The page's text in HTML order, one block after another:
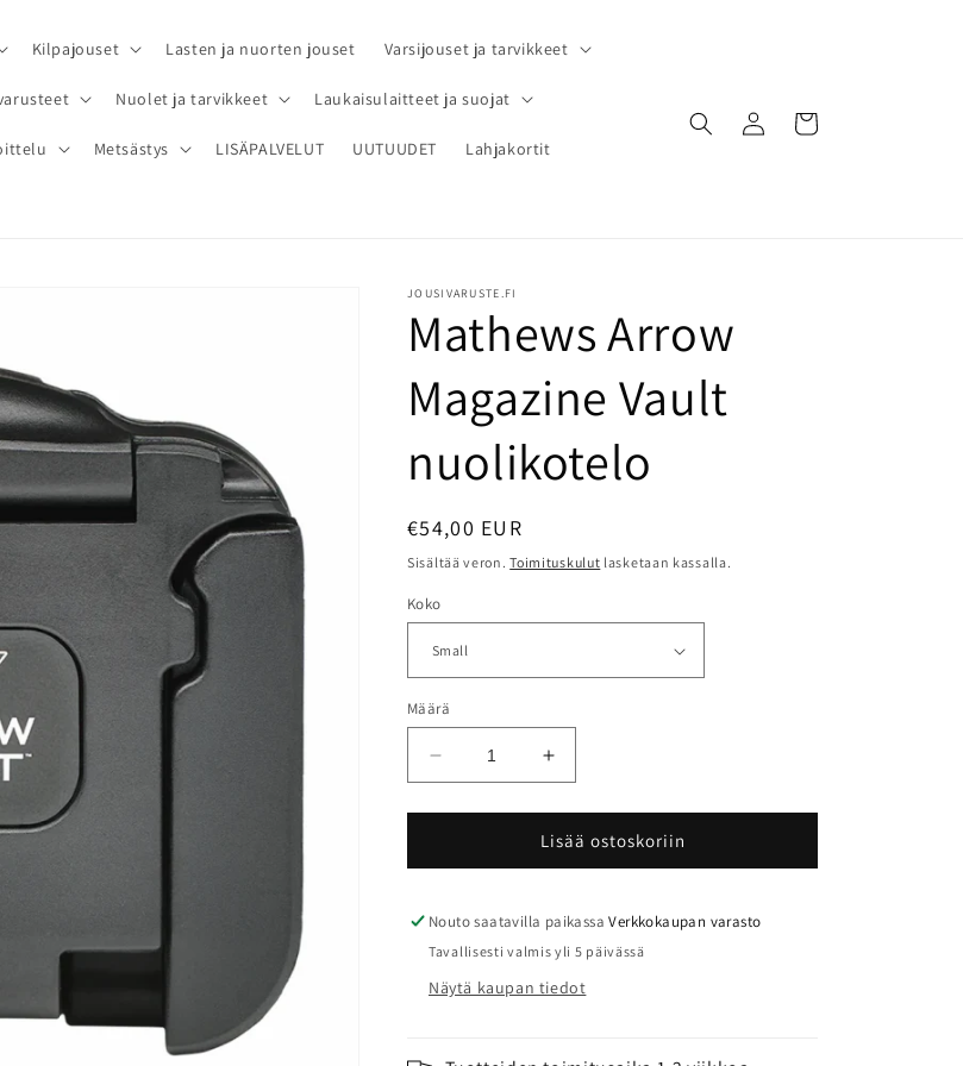
Kilpajouset Lasten ja nuorten jouset Varsijouset ja tarvikkeet
Nuolet ja tarvikkeet Laukaisulaitteet ja suojat
Metsästys LISÄPALVELUT UUTUUDET Lahjakortit
Kirjaudu
sisään
Ostoskori
JOUSIVARUSTE.FI
Mathews Arrow
Magazine Vault
nuolikotelo
Normaalihinta
€54,00 EUR
Sisältää veron.Toimituskulut lasketaan kassalla.
Koko
Määrä
Vähennä
tuotteen
Mathews
Magazine
nuolikotelo
määrää
Lisää
tuotteen
Mathews
Arrow
Magazine
nuolikotelo
määrää
Lisää ostoskoriin
Nouto saatavilla paikassaVerkkokaupan varasto
Tavallisesti valmis yli 5 päivässä
Näytä kaupan tiedot